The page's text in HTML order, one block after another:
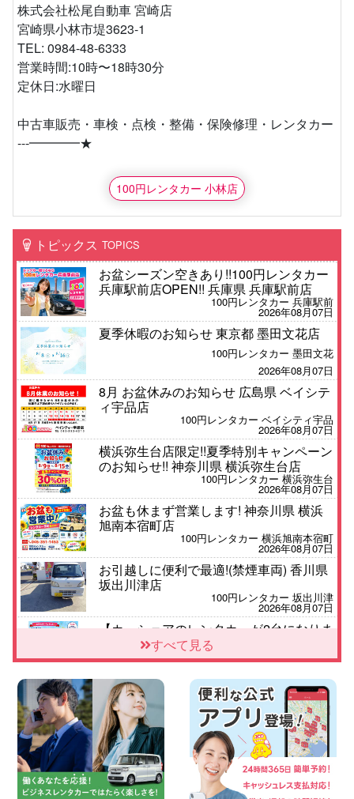
株式会社松尾自動車 宮崎店
宮崎県小林市堤3623-1
TEL: 0984-48-6333
営業時間:10時〜18時30分
定休日:水曜日
中古車販売・車検・点検・整備・保険修理・レンタカー
---━━━━★
100円レンタカー 小林店
トピックス TOPICS
お盆シーズン空きあり!!100円レンタカー
兵庫駅前店OPEN!! 兵庫県 兵庫駅前店
100円レンタカー 兵庫駅前
2026年08月07日
夏季休暇のお知らせ 東京都 墨田文花店
100円レンタカー 墨田文花
2026年08月07日
8月 お盆休みのお知らせ 広島県 ベイシテ
ィ宇品店
100円レンタカー ベイシティ宇品
2026年08月07日
横浜弥生台店限定!!夏季特別キャンペーン
のお知らせ!! 神奈川県 横浜弥生台店
100円レンタカー 横浜弥生台
2026年08月07日
お盆も休まず営業します! 神奈川県 横浜
旭南本宿町店
100円レンタカー 横浜旭南本宿町
2026年08月07日
お引越しに便利で最適!(禁煙車両) 香川県
坂出川津店
100円レンタカー 坂出川津
2026年08月07日
【カーシェアのレンタカーが2台になりま
した!】 岐阜県 各務原那加店
100円レンタカー 各務原那加
2026年08月06日
空き有ります!!コンパクトSUV 軽 ミニバ
ン 軽トラ 車種多数!!関東圏必見♪ 東京都
町田根岸店
100円レンタカー 町田根岸
2026年08月06日
スズキ ワゴンRスマイル 納車☆ 三重県
四日市インター店
100円レンタカー 四日市インター
すべて見る